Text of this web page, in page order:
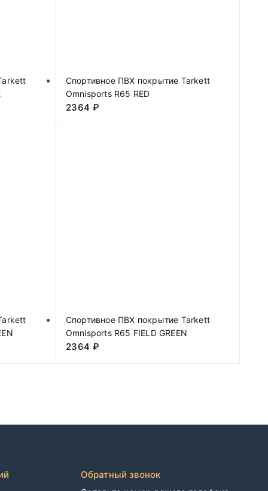
Спортивное ПВХ покрытие Tarkett
Omnisports R65 RED
2364₽
Спортивное ПВХ покрытие Tarkett
Omnisports R65 FIELD GREEN
2364₽
Обратный звонок